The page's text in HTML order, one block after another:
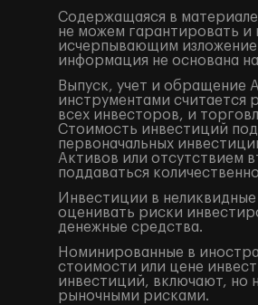
Содержащаяся в
не можем гарантировать и
исчерпывающим
информация не основана
Выпуск, учет и обращение
инструментами считается
всех инвесторов, и
Стоимость инвестиций
первоначальных
Активов или отсутствием
поддаваться
Инвестиции в
оценивать риски
денежные средства.
Номинированные в
стоимости или цене
инвестиций, включают, но
рыночными рисками.